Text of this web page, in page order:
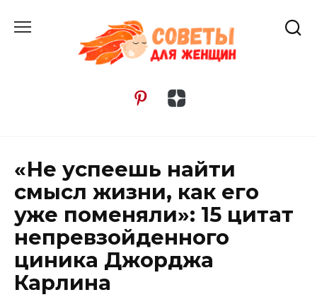
содержанию
«Нe уcпeeшь нaйти
cмыcл жизни, кaк eгo
ужe пoмeняли»: 15 цитат
непревзойденного
циника Джорджа
Карлина